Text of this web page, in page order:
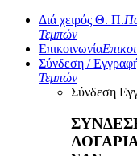
Διά χειρός Θ. Π.
Τεμπών
Επικοινωνία
Σύνδεση /
Τεμπών
Σύνδεση